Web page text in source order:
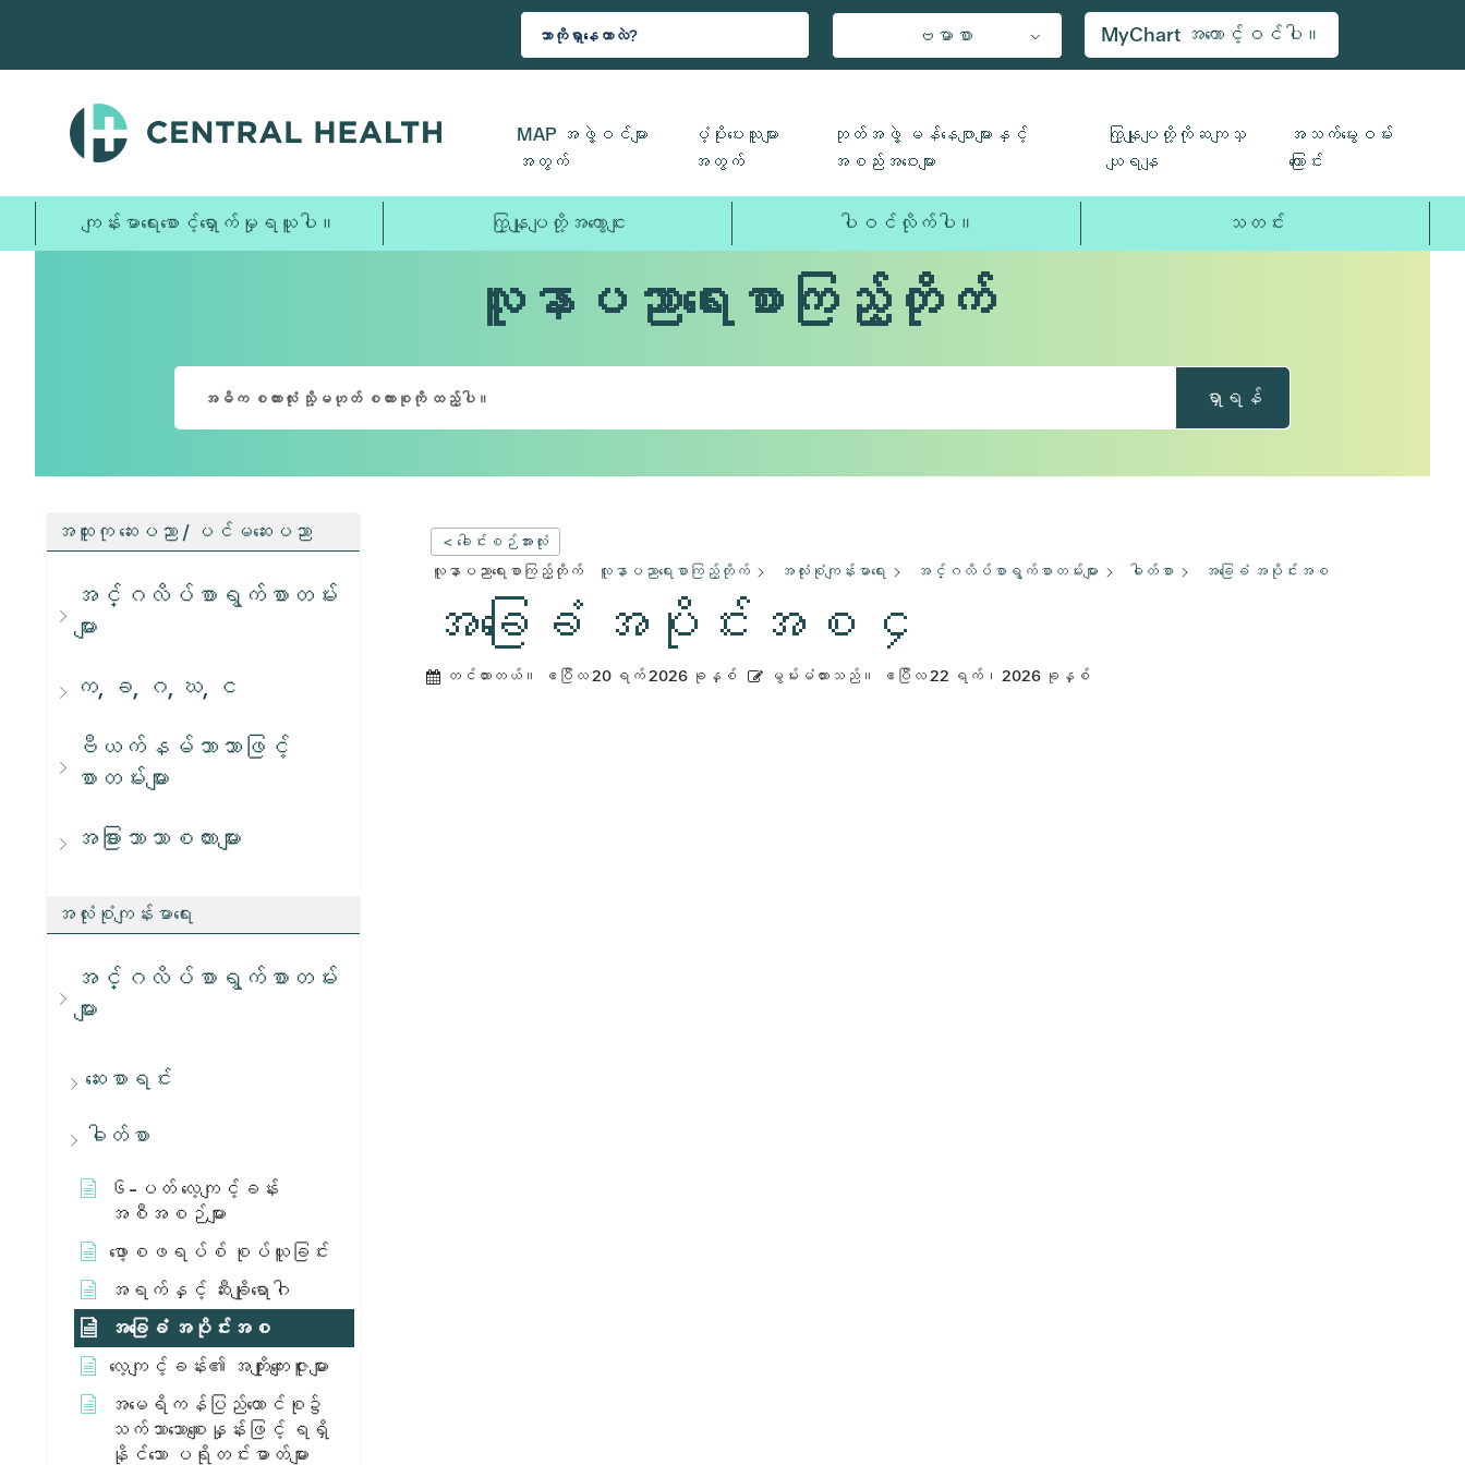
သို့
ပါ။
ဗမာစာ MyChart အကောင့်ဝင်ပါ။
MAP အဖွဲ့ဝင်များ
အတွက်
ပံ့ပိုးပေးသူများ
အတွက်
ဘုတ်အဖွဲ့ မန်နေဂျာများနှင့်
အစည်းအဝေးများ
ကြှနျုပျတို့ကိုဆကျသှ
ယျရနျ
အသက်မွေးဝမ်း
ကြောင်း
ကျန်းမာရေးစောင့်ရှောက်မှုရယူပါ။ ကြှနျုပျတို့အကွောငျး ပါဝင်လိုက်ပါ။ သတင်း
လူနာပညာရေးစာကြည့်တိုက်
ရှာရန်
အထူးကု ဆေးပညာ / ပင်မဆေးပညာ
အင်္ဂလိပ်စာရွက်စာတမ်း
များ
က, ခ, ဂ, ဃ, င
ဗီယက်နမ်ဘာသာဖြင့်
စာတမ်းများ
အခြားဘာသာစကားများ
အလုံးစုံကျန်းမာရေး
အင်္ဂလိပ်စာရွက်စာတမ်း
များ
ဆေးစာရင်း
ဓါတ်စာ
၆-ပတ် လေ့ကျင့်ခန်း
အစီအစဉ်များ
ဖော့စဖရပ်စ် စုပ်ယူခြင်း
အရက်နှင့် ဆီးချိုရောဂါ
အခြေခံ အပိုင်းအစ
လေ့ကျင့်ခန်း၏ အကျိုးကျေးဇူးများ
အမေရိကန်ပြည်ထောင်စု၌
သက်သာသောစျေးနှုန်းဖြင့် ရရှိ
နိုင်သော ပရိုတင်းဓာတ်များ
< ခေါင်းစဉ်အားလုံး
လူနာပညာရေးစာကြည့်တိုက်
လူနာပညာရေးစာကြည့်တိုက် အလုံးစုံကျန်းမာရေး အင်္ဂလိပ်စာရွက်စာတမ်းများ ဓါတ်စာ အခြေခံ အပိုင်းအစ
အခြေခံ အပိုင်းအစ ၄
တင်ထားတယ်။ ဧပြီလ 20 ရက် 2026 ခုနှစ် မွမ်းမံထားသည်။ ဧပြီလ 22 ရက်၊ 2026 ခုနှစ်